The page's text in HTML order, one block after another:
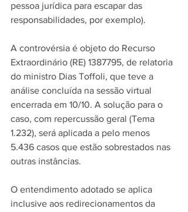
pessoa jurídica para escapar das
responsabilidades, por exemplo).
A controvérsia é objeto do Recurso
Extraordinário (RE) 1387795, de relatoria
do ministro Dias Toffoli, que teve a
análise concluída na sessão virtual
encerrada em 10/10. A solução para o
caso, com repercussão geral (Tema
1.232), será aplicada a pelo menos
5.436 casos que estão sobrestados nas
outras instâncias.
O entendimento adotado se aplica
inclusive aos redirecionamentos da